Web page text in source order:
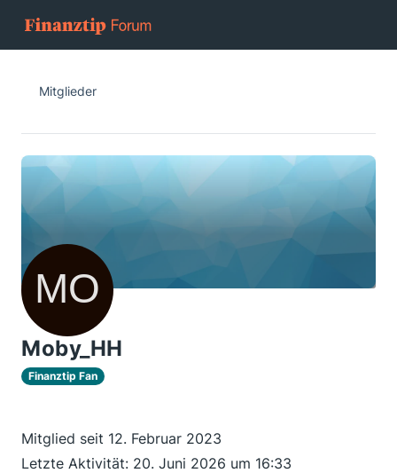
Mitglieder
Moby_HH
Finanztip Fan
Mitglied seit 12. Februar 2023
Letzte Aktivität: 20. Juni 2026 um 16:33